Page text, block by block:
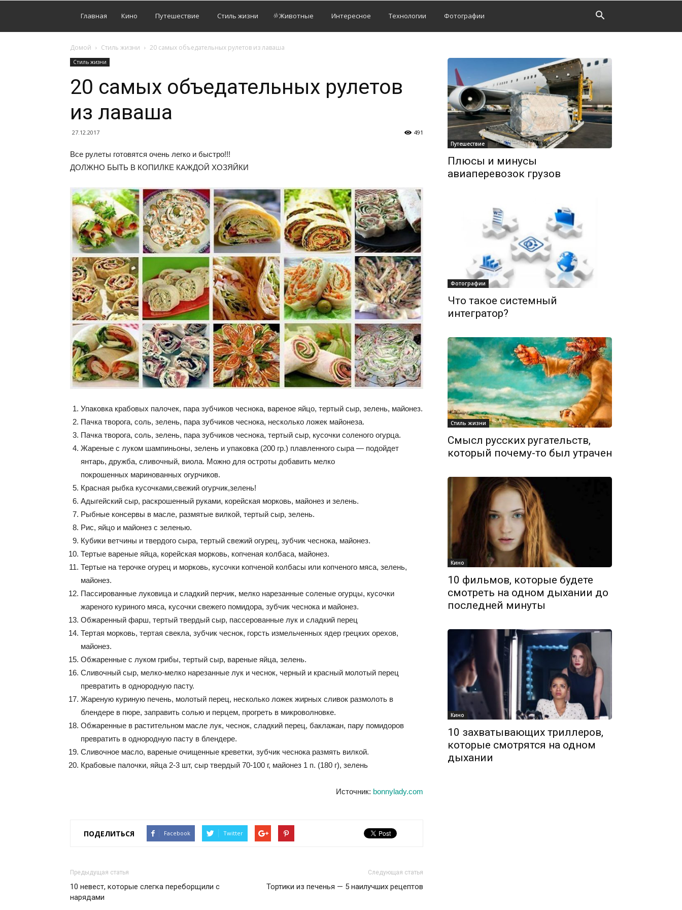
Главная Кино Путешествие Стиль жизни Животные Интересное Технологии Фотографии
Домой Стиль жизни 20 самых объедательных рулетов из лаваша
Стиль жизни
20 самых объедательных рулетов
из лаваша
27.12.2017 491
Все рулеты готовятся очень легко и быстро!!!
ДОЛЖНО БЫТЬ В КОПИЛКЕ КАЖДОЙ ХОЗЯЙКИ
Упаковка крабовых палочек, пара зубчиков чеснока, вареное яйцо, тертый сыр, зелень, майонез.
Пачка творога, соль, зелень, пара зубчиков чеснока, несколько ложек майонеза.
Пачка творога, соль, зелень, пара зубчиков чеснока, тертый сыр, кусочки соленого огурца.
Жареные с луком шампиньоны, зелень и упаковка (200 гр.) плавленного сыра — подойдет
янтарь, дружба, сливочный, виола. Можно для остроты добавить мелко
покрошенных маринованных огурчиков.
Красная рыбка кусочками,свежий огурчик,зелень!
Адыгейский сыр, раскрошенный руками, корейская морковь, майонез и зелень.
Рыбные консервы в масле, размятые вилкой, тертый сыр, зелень.
Рис, яйцо и майонез с зеленью.
Кубики ветчины и твердого сыра, тертый свежий огурец, зубчик чеснока, майонез.
Тертые вареные яйца, корейская морковь, копченая колбаса, майонез.
Тертые на терочке огурец и морковь, кусочки копченой колбасы или копченого мяса, зелень,
майонез.
Пассированные луковица и сладкий перчик, мелко нарезанные соленые огурцы, кусочки
жареного куриного мяса, кусочки свежего помидора, зубчик чеснока и майонез.
Обжаренный фарш, тертый твердый сыр, пассерованные лук и сладкий перец
Тертая морковь, тертая свекла, зубчик чеснок, горсть измельченных ядер грецких орехов,
майонез.
Обжаренные с луком грибы, тертый сыр, вареные яйца, зелень.
Сливочный сыр, мелко-мелко нарезанные лук и чеснок, черный и красный молотый перец
превратить в однородную пасту.
Жареную куриную печень, молотый перец, несколько ложек жирных сливок размолоть в
блендере в пюре, заправить солью и перцем, прогреть в микроволновке.
Обжаренные в растительном масле лук, чеснок, сладкий перец, баклажан, пару помидоров
превратить в однородную пасту в блендере.
Сливочное масло, вареные очищенные креветки, зубчик чеснока размять вилкой.
Крабовые палочки, яйца 2-3 шт, сыр твердый 70-100 г, майонез 1 п. (180 г), зелень
Источник: bonnylady.com
ПОДЕЛИТЬСЯ Facebook Twitter
Предыдущая статья
10 невест, которые слегка переборщили с
нарядами
Следующая статья
Тортики из печенья — 5 наилучших рецептов
Путешествие
Плюсы и минусы
авиаперевозок грузов
Фотографии
Что такое системный
интегратор?
Стиль жизни
Смысл русских ругательств,
который почему-то был утрачен
Кино
10 фильмов, которые будете
смотреть на одном дыхании до
последней минуты
Кино
10 захватывающих триллеров,
которые смотрятся на одном
дыхании